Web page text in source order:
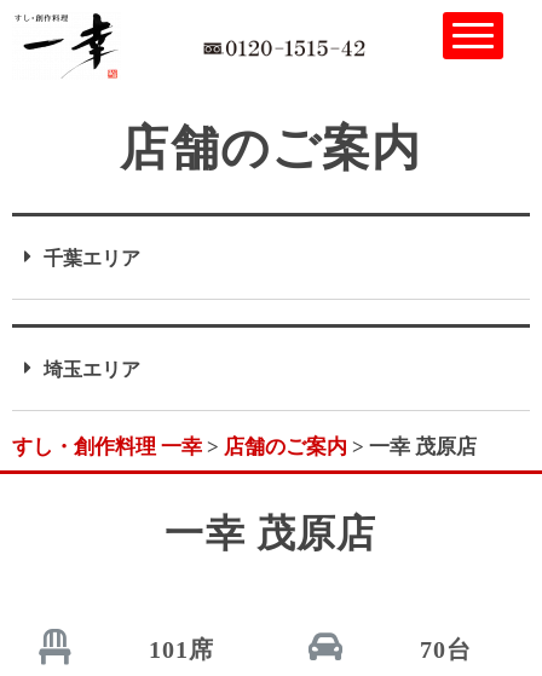
店舗のご案内
千葉エリア
埼玉エリア
すし・創作料理 一幸 > 店舗のご案内 > 一幸 茂原店
一幸 茂原店
101席 70台